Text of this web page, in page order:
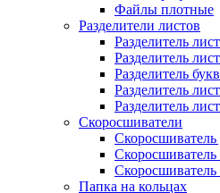
Файлы плотные
Разделители листов
Разделитель
Разделитель
Разделитель
Разделитель
Разделитель
Скоросшиватели
Скоросшиватель
Папка на кольцах